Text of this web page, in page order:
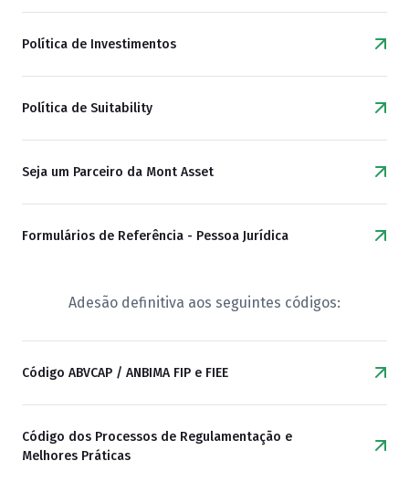
Política de Investimentos
Política de Suitability
Seja um Parceiro da Mont Asset
Formulários de Referência - Pessoa Jurídica
Adesão definitiva aos seguintes códigos:
Código ABVCAP / ANBIMA FIP e FIEE
Código dos Processos de Regulamentação e
Melhores Práticas